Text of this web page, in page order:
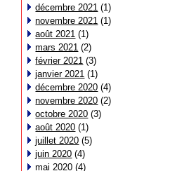
décembre 2021 (1)
novembre 2021 (1)
août 2021 (1)
mars 2021 (2)
février 2021 (3)
janvier 2021 (1)
décembre 2020 (4)
novembre 2020 (2)
octobre 2020 (3)
août 2020 (1)
juillet 2020 (5)
juin 2020 (4)
mai 2020 (4)